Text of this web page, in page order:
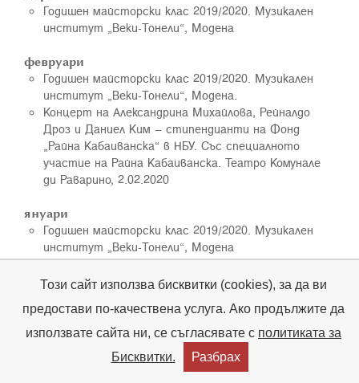
Годишен майсторски клас 2019/2020. Музикален
институт „Веки-Тонели“, Модена
февруари
Годишен майсторски клас 2019/2020. Музикален
институт „Веки-Тонели“, Модена.
Концерт на Александрина Михайлова, Рейналдо
Дроз и Даниел Ким – стипендианти на Фонд
„Райна Кабаиванска“ в НБУ. Със специалното
участие на Райна Кабаиванска. Театро Комунале
ди Раварино, 2.02.2020
януари
Годишен майсторски клас 2019/2020. Музикален
институт „Веки-Тонели“, Модена
Представяне на фотографско-исторически албум
„Театро Комунале ди Болоня“ (изд. ScriptaManeant,
автор PieroMioli). Със специалното участие на
Райна Кабаиванска. Театро Комунале, Болоня.
16.01.2020
Този сайт използва бисквитки (cookies), за да ви
предостави по-качествена услуга. Ако продължите да
използвате сайта ни, се съгласявате с политиката за
Бисквитки.
Разбрах